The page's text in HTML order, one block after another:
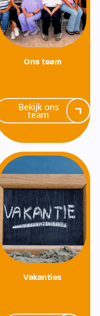
Ons team
Bekijk ons
team
Vakanties